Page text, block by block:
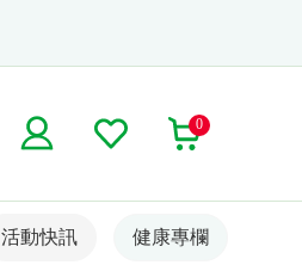
0
名人嚴選
活動快訊 健康專欄